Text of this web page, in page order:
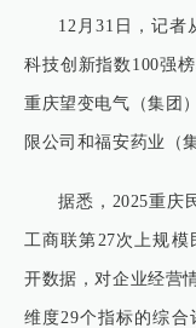
12月31日，记者
科技创新指数100强
重庆望变电气（集团
限公司和福安药业（
据悉，2025重庆
工商联第27次上规
开数据，对企业经营
维度29个指标的综